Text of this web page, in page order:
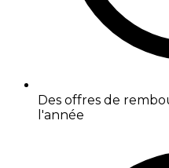
Des offres de
l'année